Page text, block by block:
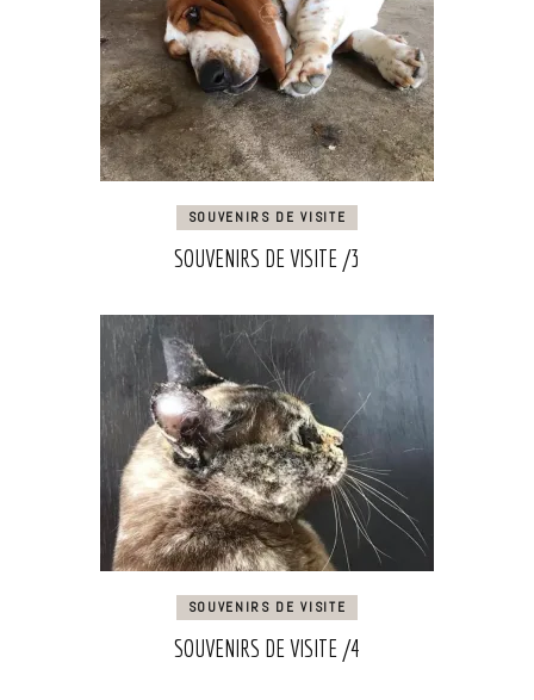
SOUVENIRS DE VISITE
SOUVENIRS DE VISITE /3
SOUVENIRS DE VISITE
SOUVENIRS DE VISITE /4